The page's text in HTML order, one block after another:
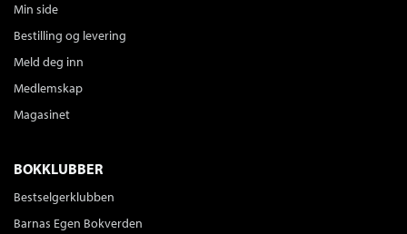
Min side
Bestilling og levering
Meld deg inn
Medlemskap
Magasinet
BOKKLUBBER
Bestselgerklubben
Barnas Egen Bokverden